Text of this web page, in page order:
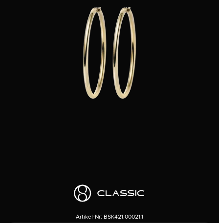
Artikel-Nr: BSK421.00021.1